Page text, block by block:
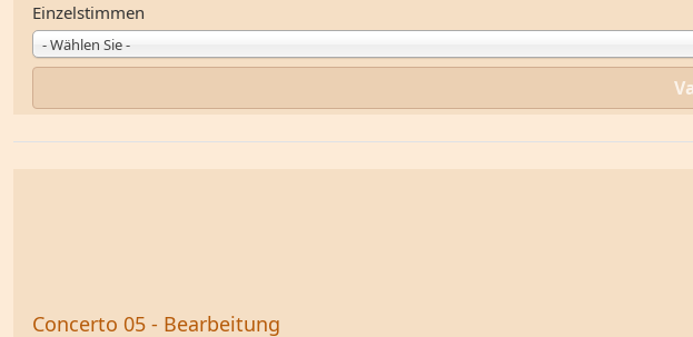
Einzelstimmen
- Wählen Sie -
Concerto 05 - Bearbeitung